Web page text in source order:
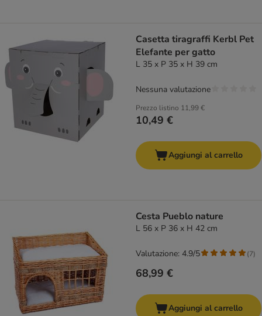
Casetta tiragraffi Kerbl Pet
Elefante per gatto
L 35 x P 35 x H 39 cm
Prezzo listino 11,99 €
10,49 €
Nessuna valutazione
Aggiungi al carrello
Cesta Pueblo nature
L 56 x P 36 x H 42 cm
68,99 €
Valutazione: 4.9/5 (7)
Aggiungi al carrello